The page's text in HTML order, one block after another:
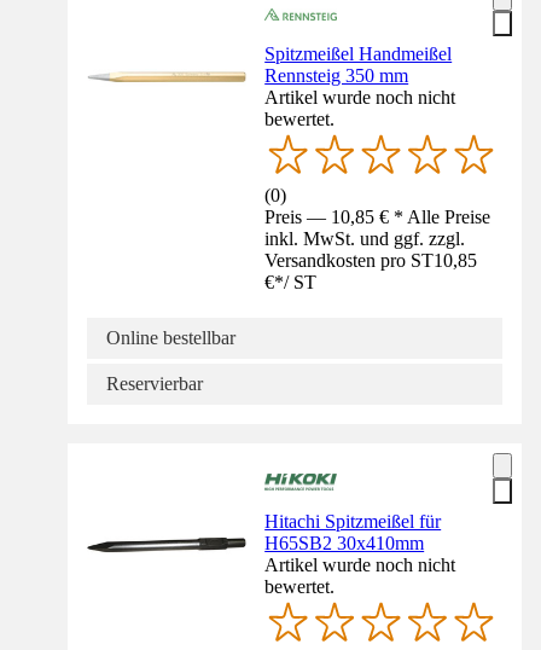
Spitzmeißel Handmeißel
Rennsteig 350 mm
Artikel wurde noch nicht
bewertet.
(0)
Preis — 10,85 € * Alle Preise
inkl. MwSt. und ggf. zzgl.
Versandkosten pro ST10,85
€*/ ST
Online bestellbar
Reservierbar
Hitachi Spitzmeißel für
H65SB2 30x410mm
Artikel wurde noch nicht
bewertet.